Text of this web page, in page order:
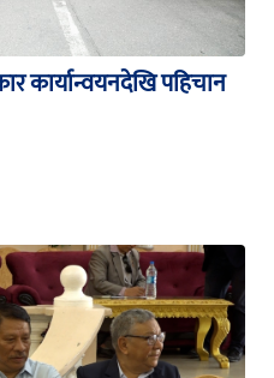
कार्यान्वयनदेखि पहिचान